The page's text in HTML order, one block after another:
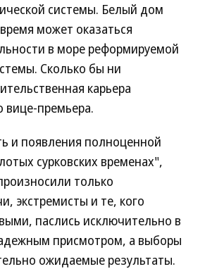
системы. Белый дом
может оказаться
в море реформируемой
Сколько бы ни
карьера
вице-премьера.
и появления полноценной
сурковских временах",
только
экстремисты и те, кого
паслись исключительно в
присмотром, а выборы
ожидаемые результаты.